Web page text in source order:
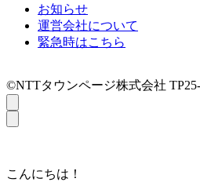
お知らせ
運営会社について
緊急時はこちら
©NTTタウンページ株式会社 TP25-
こんにちは！